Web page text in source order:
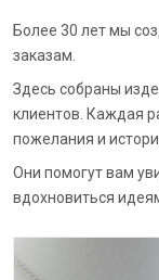
Более 30 лет мы
заказам.
Здесь собраны
клиентов. Каждая
пожелания и
Они помогут вам
вдохновиться